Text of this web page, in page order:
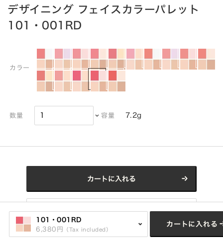
デザイニング フェイスカラーパレット
101・001RD
カラー
数量 容量 7.2g
カートに入れる
Click here for refill
101・001RD
6,380円
（Tax included）
カートに入れる